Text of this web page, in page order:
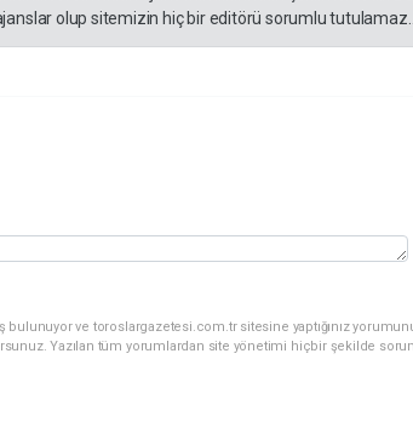
olup sitemizin hiç bir editörü sorumlu
bulunuyor ve toroslargazetesi.com.tr sitesine yaptığınız
Yazılan tüm yorumlardan site yönetimi hiçbir şekilde